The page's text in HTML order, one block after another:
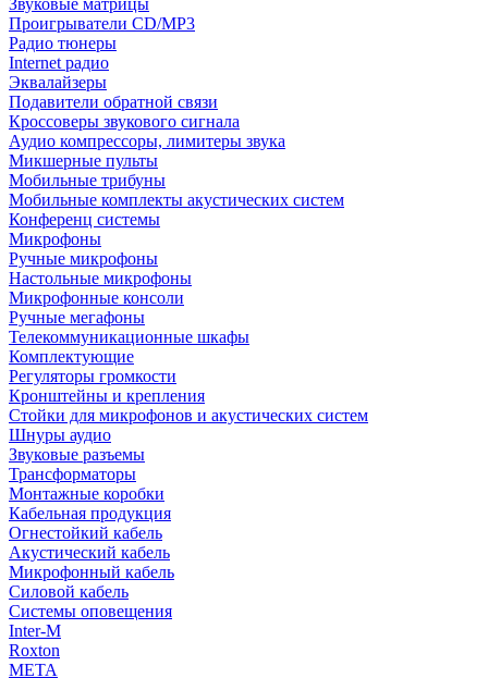
Звуковые матрицы
Проигрыватели CD/MP3
Радио тюнеры
Internet радио
Эквалайзеры
Подавители обратной связи
Кроссоверы звукового сигнала
Аудио компрессоры, лимитеры звука
Микшерные пульты
Мобильные трибуны
Мобильные комплекты акустических систем
Конференц системы
Микрофоны
Ручные микрофоны
Настольные микрофоны
Микрофонные консоли
Ручные мегафоны
Телекоммуникационные шкафы
Комплектующие
Регуляторы громкости
Кронштейны и крепления
Стойки для микрофонов и акустических систем
Шнуры аудио
Звуковые разъемы
Трансформаторы
Монтажные коробки
Кабельная продукция
Огнестойкий кабель
Акустический кабель
Микрофонный кабель
Силовой кабель
Системы оповещения
Inter-M
Roxton
МЕТА